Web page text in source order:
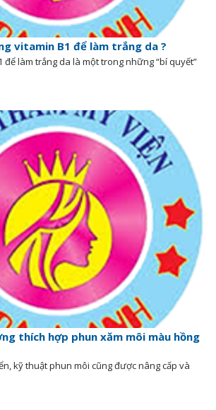
vitamin B1 để làm trắng da ?
để làm trắng da là một trong những “bí quyết”
thích hợp phun xăm môi màu hồng
kỹ thuật phun môi cũng được nâng cấp và